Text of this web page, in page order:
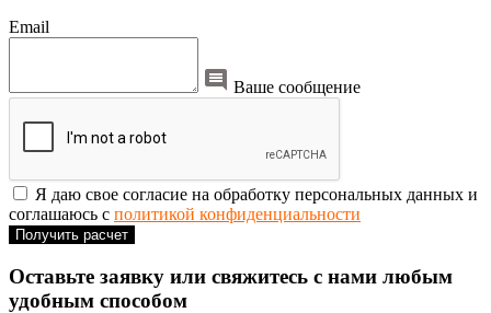
Email
Ваше сообщение
Я даю свое согласие на обработку персональных данных и
соглашаюсь с политикой конфиденциальности
Получить расчет
Оставьте заявку или свяжитесь с нами любым
удобным способом